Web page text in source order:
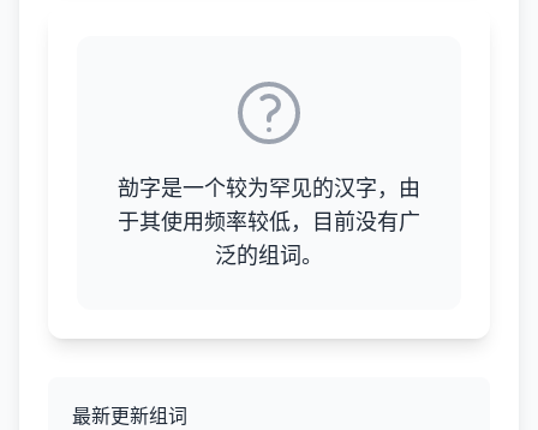
勏字是一个较为罕见的汉字，由
于其使用频率较低，目前没有广
泛的组词。
最新更新组词